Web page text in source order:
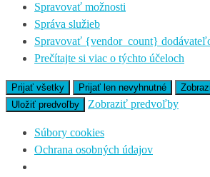
Spravovať možnosti
Správa služieb
Spravovať {vendor_count}
Prečítajte si viac o týchto účeloch
Prijať všetky Prijať len nevyhnutné
Uložiť predvoľby
Zobraziť predvoľby
Súbory cookies
Ochrana osobných údajov